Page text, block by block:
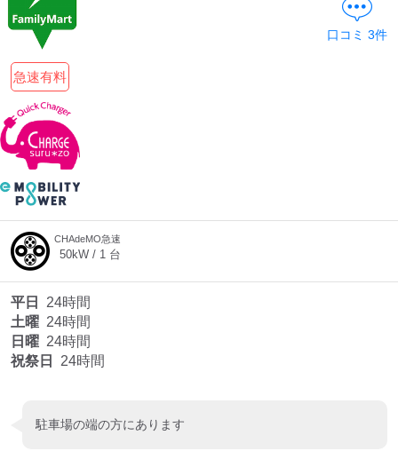
急速有料
口コミ 3件
CHAdeMO急速
50kW / 1 台
平日
24時間
土曜 24時間
日曜 24時間
祝祭日
24時間
駐車場の端の方にあります